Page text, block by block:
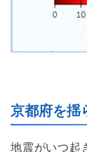
京都府を揺
地震がいつ